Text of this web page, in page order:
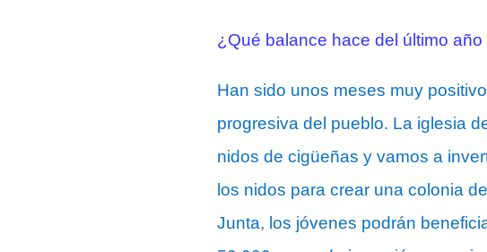
¿Qué balance hace del último
Han sido unos meses muy
progresiva del pueblo. La iglesia
nidos de cigüeñas y vamos a
los nidos para crear una colonia
Junta, los jóvenes podrán